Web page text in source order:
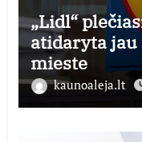
„Lidl“
atidaryta
mieste
kaunoaleja.lt